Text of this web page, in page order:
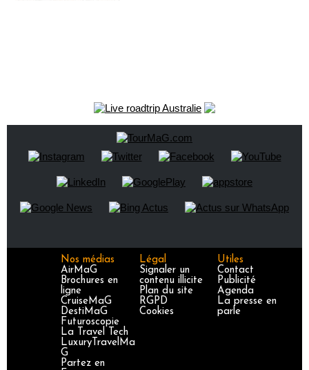
Nos médias
AirMaG
Brochures en
ligne
CruiseMaG
DestiMaG
Futuroscopie
La Travel Tech
LuxuryTravelMa
G
Partez en
Légal
Signaler un
contenu illicite
Plan du site
RGPD
Cookies
Utiles
Contact
Publicité
Agenda
La presse en
parle